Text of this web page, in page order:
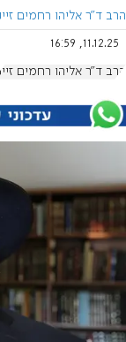
הרב ד"ר אליהו רחמים
11.12.25, 16:59
הרב ד"ר אליהו רחמים זייני